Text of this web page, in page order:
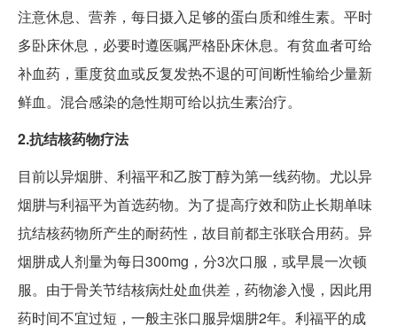
注意休息、营养，每日摄入足够的蛋白质和维生素。平时
多卧床休息，必要时遵医嘱严格卧床休息。有贫血者可给
补血药，重度贫血或反复发热不退的可间断性输给少量新
鲜血。混合感染的急性期可给以抗生素治疗。
2.抗结核药物疗法
目前以异烟肼、利福平和乙胺丁醇为第一线药物。尤以异
烟肼与利福平为首选药物。为了提高疗效和防止长期单味
抗结核药物所产生的耐药性，故目前都主张联合用药。异
烟肼成人剂量为每日300mg，分3次口服，或早晨一次顿
服。由于骨关节结核病灶处血供差，药物渗入慢，因此用
药时间不宜过短，一般主张口服异烟肼2年。利福平的成